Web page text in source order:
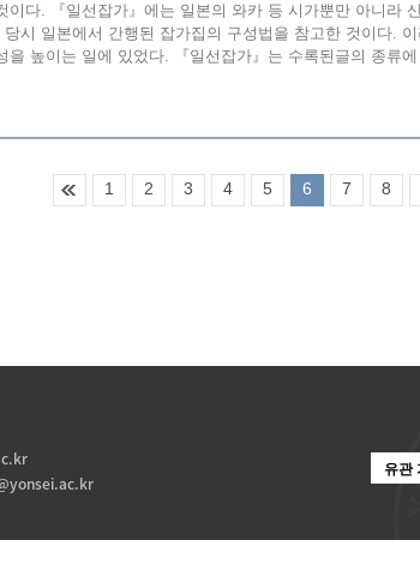
이다. 『일선잡가』에는 일본의 와카 등 시가뿐만 아니라
당시 일본에서 간행된 잡가집의 구성법을 참고한 것이다.
을 높이는 일에 있었다. 『일선잡가』는 수록된글의 종류
1 2 3 4 5 6 7 8